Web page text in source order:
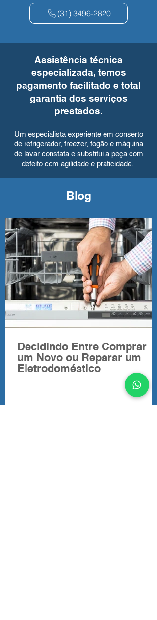
(31) 3496-2820
Assistência técnica
especializada, temos
pagamento facilitado e total
garantia dos serviços
prestados.
Um especialista experiente em conserto
de refrigerador, freezer, fogão e máquina
de lavar constata e substitui a peça com
defeito com agilidade e praticidade.
Blog
Decidindo Entre Comprar
um Novo ou Reparar um
Eletrodoméstico